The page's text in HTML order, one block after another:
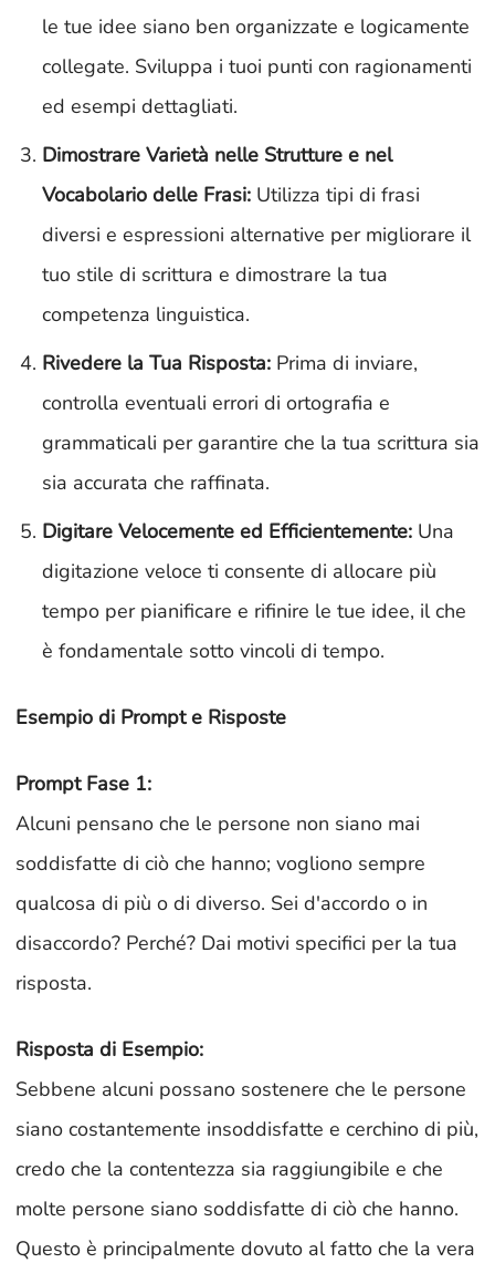
le tue idee siano ben organizzate e logicamente
collegate. Sviluppa i tuoi punti con ragionamenti
ed esempi dettagliati.
Dimostrare Varietà nelle Strutture e nel
Vocabolario delle Frasi: Utilizza tipi di frasi
diversi e espressioni alternative per migliorare il
tuo stile di scrittura e dimostrare la tua
competenza linguistica.
Rivedere la Tua Risposta: Prima di inviare,
controlla eventuali errori di ortografia e
grammaticali per garantire che la tua scrittura sia
sia accurata che raffinata.
Digitare Velocemente ed Efficientemente: Una
digitazione veloce ti consente di allocare più
tempo per pianificare e rifinire le tue idee, il che
è fondamentale sotto vincoli di tempo.
Esempio di Prompt e Risposte
Prompt Fase 1:
Alcuni pensano che le persone non siano mai
soddisfatte di ciò che hanno; vogliono sempre
qualcosa di più o di diverso. Sei d'accordo o in
disaccordo? Perché? Dai motivi specifici per la tua
risposta.
Risposta di Esempio:
Sebbene alcuni possano sostenere che le persone
siano costantemente insoddisfatte e cerchino di più,
credo che la contentezza sia raggiungibile e che
molte persone siano soddisfatte di ciò che hanno.
Questo è principalmente dovuto al fatto che la vera